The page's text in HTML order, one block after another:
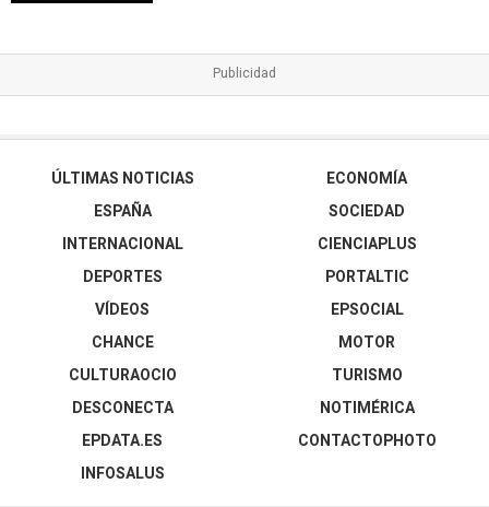
ÚLTIMAS NOTICIAS
ESPAÑA
INTERNACIONAL
DEPORTES
VÍDEOS
ECONOMÍA
SOCIEDAD
CIENCIAPLUS
PORTALTIC
EPSOCIAL
CHANCE
CULTURAOCIO
DESCONECTA
EPDATA.ES
INFOSALUS
MOTOR
TURISMO
NOTIMÉRICA
CONTACTOPHOTO